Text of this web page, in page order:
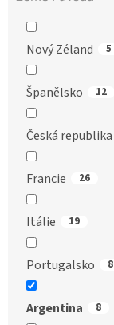
Nový Zéland 5
Španělsko 12
Česká republika
Francie 26
Itálie 19
Portugalsko 8
Argentina 8